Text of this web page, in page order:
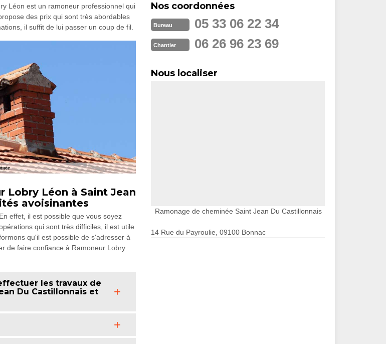
Léon est un ramoneur professionnel qui
des prix qui sont très abordables
il suffit de lui passer un coup de fil.
Lobry Léon à Saint Jean
avoisinantes
effet, il est possible que vous soyez
qui sont très difficiles, il est utile
qu'il est possible de s'adresser à
de faire confiance à Ramoneur Lobry
les travaux de
Du Castillonnais et
Nos coordonnées
Bureau 05 33 06 22 34
Chantier 06 26 96 23 69
Nous localiser
Ramonage de cheminée Saint Jean Du Castillonnais
14 Rue du Payroulie, 09100 Bonnac